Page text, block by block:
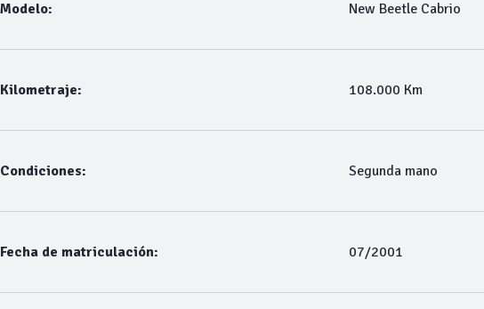
Modelo: New Beetle Cabrio
Kilometraje: 108.000 Km
Condiciones: Segunda mano
Fecha de matriculación: 07/2001